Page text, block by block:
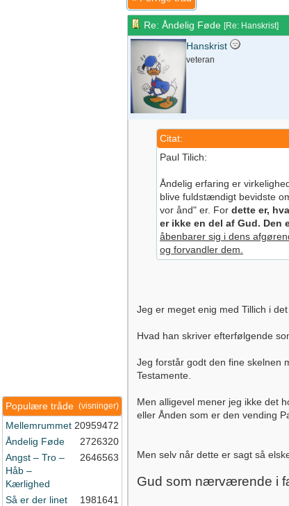
(visninger)
Populære tråde
Mellemrummet 20959472
Åndelig Føde
2726320
Angst – Tro –
Håb –
Kærlighed
2646563
Så er der linet
1981641
Re: Åndelig Føde [Re: Hanskrist]
Hanskrist
veteran
Citat:
Paul Tilich:
Åndelig erfaring er
blive fuldstændigt bevidste
vor ånd" er. For dette er,
er ikke en del af Gud. Den
åbenbarer sig i dens
og forvandler dem.
Jeg er meget enig med Tillich i
Hvad han skriver efterfølgende
Jeg forstår godt den fine skelnen
Testamente.
Men alligevel mener jeg ikke det
eller Ånden som er den vending
Men selv når dette er sagt så
Gud som nærværende i